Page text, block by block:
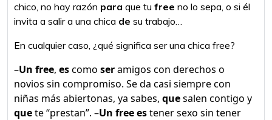
chico, no hay razón para que tu free no lo sepa, o si él
invita a salir a una chica de su trabajo…
En cualquier caso, ¿qué significa ser una chica free?
–Un free, escomo seramigos con derechos o
novios sin compromiso. Se da casi siempre con
niñas más abiertonas, ya sabes, quesalen contigo y
quete “prestan”. –Un free estener sexo sin tener